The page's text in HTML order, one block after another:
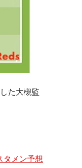
た大槻監
タメン予想